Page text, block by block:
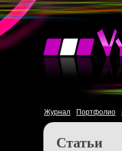
Журнал Портфолио
Статьи